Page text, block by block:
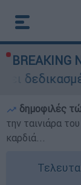
BREAKING
δημοφιλές
την ταινιάρα
καρδιά...